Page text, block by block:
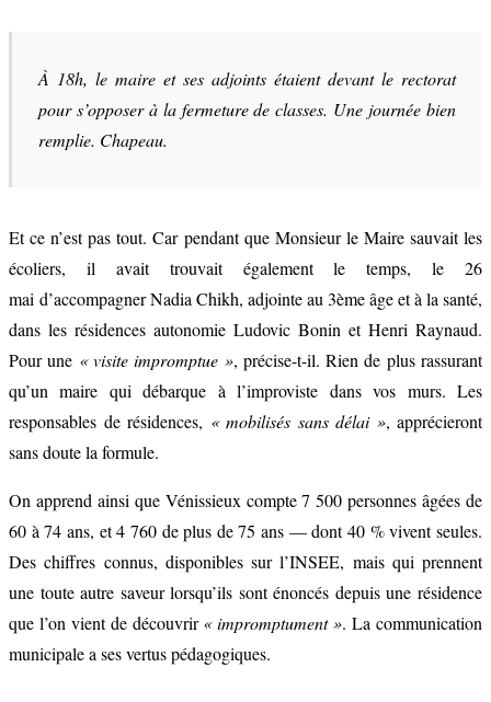
À 18h, le maire et ses adjoints étaient devant le rectorat
pour s’opposer à la fermeture de classes. Une journée bien
remplie. Chapeau.
Et ce n’est pas tout. Car pendant que Monsieur le Maire sauvait les
écoliers, il avait trouvait également le temps, le 26
mai d’accompagner Nadia Chikh, adjointe au 3ème âge et à la santé,
dans les résidences autonomie Ludovic Bonin et Henri Raynaud.
Pour une « visite impromptue », précise-t-il. Rien de plus rassurant
qu’un maire qui débarque à l’improviste dans vos murs. Les
responsables de résidences, « mobilisés sans délai », apprécieront
sans doute la formule.
On apprend ainsi que Vénissieux compte 7 500 personnes âgées de
60 à 74 ans, et 4 760 de plus de 75 ans — dont 40 % vivent seules.
Des chiffres connus, disponibles sur l’INSEE, mais qui prennent
une toute autre saveur lorsqu’ils sont énoncés depuis une résidence
que l’on vient de découvrir« impromptument ». La communication
municipale a ses vertus pédagogiques.